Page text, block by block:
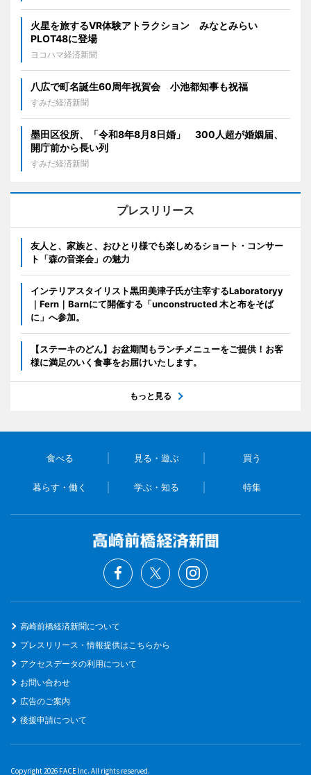
火星を旅するVR体験アトラクション みなとみらい
PLOT48に登場
ヨコハマ経済新聞
八広で町名誕生60周年祝賀会 小池都知事も祝福
すみだ経済新聞
墨田区役所、「令和8年8月8日婚」 300人超が婚姻届、
開庁前から長い列
すみだ経済新聞
プレスリリース
友人と、家族と、おひとり様でも楽しめるショート・コンサー
ト「森の音楽会」の魅力
インテリアスタイリスト黒田美津子氏が主宰するLaboratoryy
｜Fern｜Barnにて開催する「unconstructed 木と布をそば
に」へ参加。
【ステーキのどん】お盆期間もランチメニューをご提供！お客
様に満足のいく食事をお届けいたします。
もっと見る
食べる 見る・遊ぶ 買う
暮らす・働く 学ぶ・知る 特集
高崎前橋経済新聞について
プレスリリース・情報提供はこちらから
アクセスデータの利用について
お問い合わせ
広告のご案内
後援申請について
Copyright 2026 FACE Inc. All rights reserved.